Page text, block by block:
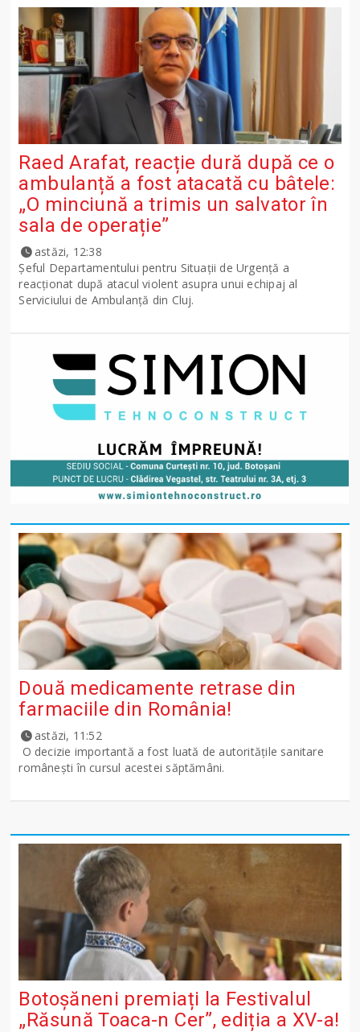
Raed Arafat, reacție dură după ce o
ambulanță a fost atacată cu bâtele:
„O minciună a trimis un salvator în
sala de operație”
astăzi, 12:38
Șeful Departamentului pentru Situații de Urgență a
reacționat după atacul violent asupra unui echipaj al
Serviciului de Ambulanță din Cluj.
Două medicamente retrase din
farmaciile din România!
astăzi, 11:52
O decizie importantă a fost luată de autoritățile sanitare
românești în cursul acestei săptămâni.
Botoșăneni premiați la Festivalul
„Răsună Toaca-n Cer”, ediția a XV-a!